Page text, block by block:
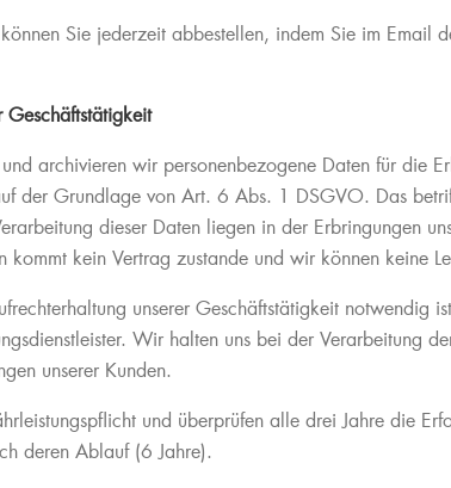
Sie jederzeit abbestellen, indem Sie im Email
Geschäftstätigkeit
archivieren wir personenbezogene Daten für die
der Grundlage von Art. 6 Abs. 1 DSGVO. Das
dieser Daten liegen in der Erbringungen
kein Vertrag zustande und wir können keine
unserer Geschäftstätigkeit
Wir halten uns bei der Verarbeitung
unserer Kunden.
und überprüfen alle drei Jahre die
deren Ablauf (6 Jahre).